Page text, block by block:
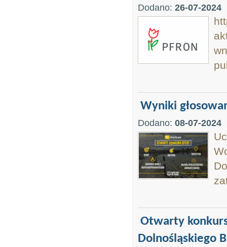
Dodano: 26-07-2024
Wyniki
Dodano: 08-07-2024
Otwarty
Dolnośląskiego